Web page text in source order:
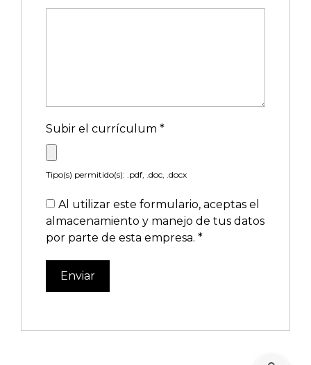
Subir el currículum *
Tipo(s) permitido(s): .pdf, .doc, .docx
Al utilizar este formulario, aceptas el
almacenamiento y manejo de tus datos
por parte de esta empresa. *